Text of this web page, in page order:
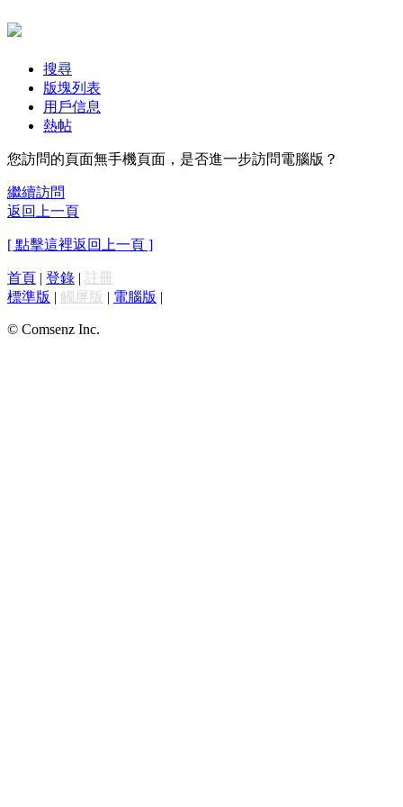
搜尋
版塊列表
用戶信息
熱帖
您訪問的頁面無手機頁面，是否進一步訪問電腦版？
繼續訪問
返回上一頁
[ 點擊這裡返回上一頁 ]
首頁 | 登錄 | 註冊
標準版 | 觸屏版 | 電腦版 |
© Comsenz Inc.